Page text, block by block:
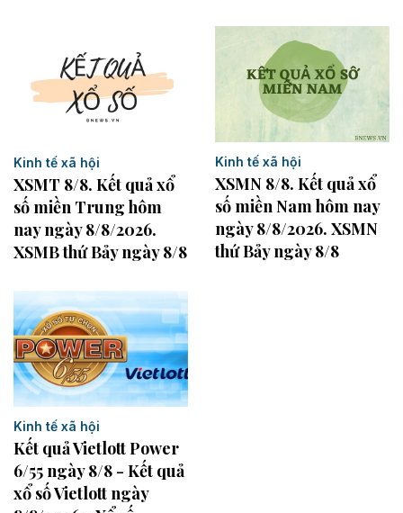
Kinh tế xã hội
XSMT 8/8. Kết quả xổ
số miền Trung hôm
nay ngày 8/8/2026.
XSMB thứ Bảy ngày 8/8
Kinh tế xã hội
XSMN 8/8. Kết quả xổ
số miền Nam hôm nay
ngày 8/8/2026. XSMN
thứ Bảy ngày 8/8
Kinh tế xã hội
Kết quả Vietlott Power
6/55 ngày 8/8 - Kết quả
xổ số Vietlott ngày